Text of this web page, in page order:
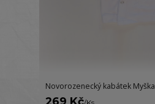
Novorozenecký kabátek Myška
269 Kč